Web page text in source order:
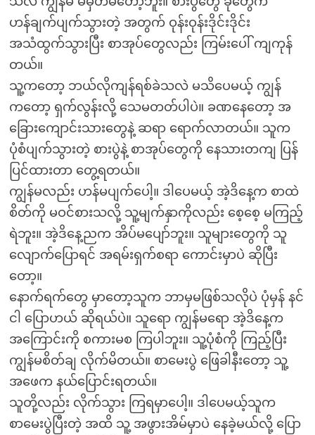
ဟန်ချက်ပျက်သွားတဲ့ အတွက် ဝုန်းဝုန်းဒိုင်းဒိုင်း
အသံထွက်သွားပြီး စာအုပ်တွေလည်း ကြမ်းပေါ် ကျကုန်
တယ်။
သူ့ကတော့ ဘယ်လိုကျန်ရစ်ခဲသလဲ မသိပေမယ့် ကျွန်
ကတော့ ရှက်လွန်းလို့ သေမတတ်ပါပဲ။ ခဏနေတော့ အ
ခြေားကျောင်းသားတွေနဲ့ ဆရာ ရောက်လာတယ်။ သူက
ပုံစံပျက်သွားတဲ့ စားပွဲနဲ့ စာအုပ်တွေကို နေသားတကျ ပြန်
ပြင်ထားတာ တွေ့ရတယ်။
ကျွန်မလည်း ဟန်မပျက်ပေါ့။ ဒါပေမယ့် အဲ့ဒိနေ့က စာထဲ
စိတ်ကို မဝင်စားသလို့ သူ့မျက်နှာကိုလည်း စေ့စေ့ မကြည့်
ရဲဘူး။ အဲ့ဒိနေ့ညက အိပ်မပျော်ဘူး။ သူများတွေကို သူ
လျောက်ပြောရင် အရမ်းရှက်စရာ ကောင်းမှာပဲ ဆိုပြီး
တော့။
နောက်ရက်တွေ မှာတော့သူက ဘာမှမဖြစ်သလိုပဲ ပုံမှန် နင်
ငါ ပြောဟယ် ဆိုရယ်ပဲ။ သူရော ကျွန်မရော အဲ့ဒိနေ့က
အကြောင်းကို စကားမစ ကြပါဘူး။ သူ့ပုံစံကို ကြည့်ပြီး
ကျွန်မစိတ်ချ လိုက်မိတယ်။ စာမေးပွဲ ဖြေခါနီးတော့ သူ့
အဖေက နယ်ပြောင်းရတယ်။
သူတို့လည်း လိုက်သွား ကြရမှာပေါ့။ ဒါပေမယ့်သူက
စာမေးပွဲပြီးတဲ့ အထိ သူ့ အဖွားအိမ်မှာပဲ နေခဲ့မယ်လို့ ပြော